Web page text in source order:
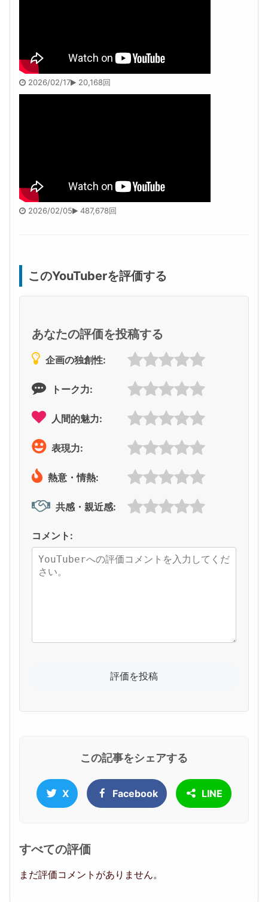
2026/02/17 20,168回
2026/02/05 487,678回
このYouTuberを評価する
あなたの評価を投稿する
企画の独創性:
トーク力:
人間的魅力:
表現力:
熱意・情熱:
共感・親近感:
コメント:
この記事をシェアする
X Facebook LINE
すべての評価
まだ評価コメントがありません。